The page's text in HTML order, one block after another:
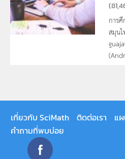
(
การ
สมุน
เกี่ยวกับ SciMath ติดต่อเรา
แ
คำถามที่พบบ่อย